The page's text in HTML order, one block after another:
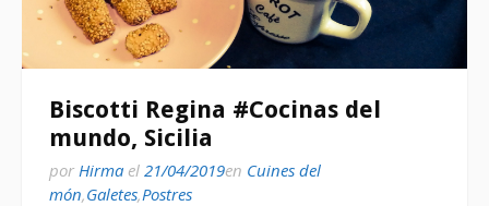
Biscotti Regina #Cocinas del
mundo, Sicilia
por Hirma el 21/04/2019en Cuines del
món,Galetes,Postres